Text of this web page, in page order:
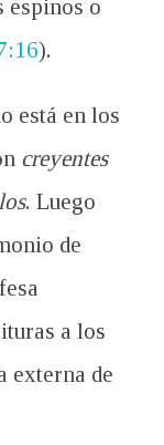
espinos o
).
está en los
creyentes
. Luego
de
a los
externa de